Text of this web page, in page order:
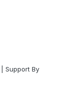
Support By